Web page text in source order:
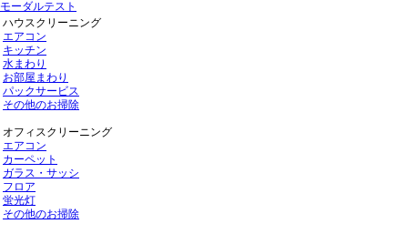
モーダルテスト
ハウスクリーニング
エアコン
キッチン
水まわり
お部屋まわり
パックサービス
その他のお掃除
オフィスクリーニング
エアコン
カーペット
ガラス・サッシ
フロア
蛍光灯
その他のお掃除